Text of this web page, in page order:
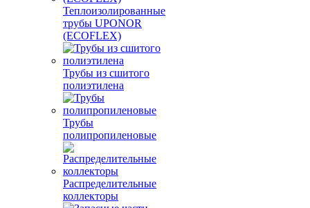
Теплоизолированные
трубы UPONOR
(ECOFLEX)
Трубы из сшитого
полиэтилена
Трубы
полипропиленовые
Распределительные
коллекторы